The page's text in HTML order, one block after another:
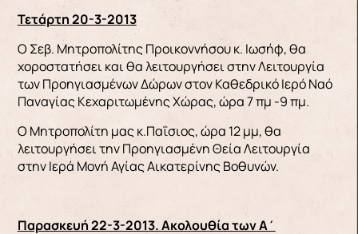
Τετάρτη 20-3-2013
O Σεβ. Μητροπολίτης Προικοννήσου κ. Ιωσήφ, θα
χοροστατήσει και θα λειτουργήσει στην Λειτουργία
των Προηγιασμένων Δώρων στον Καθεδρικό Ιερό Ναό
Παναγίας Κεχαριτωμένης Χώρας, ώρα 7 πμ -9 πμ.
Ο Μητροπολίτη μας κ.Παΐσιος, ώρα 12 μμ, θα
λειτουργήσει την Προηγιασμένη Θεία Λειτουργία
στην Ιερά Μονή Αγίας Αικατερίνης Βοθυνών.
Παρασκευή 22-3-2013. Ακολουθία των Α΄